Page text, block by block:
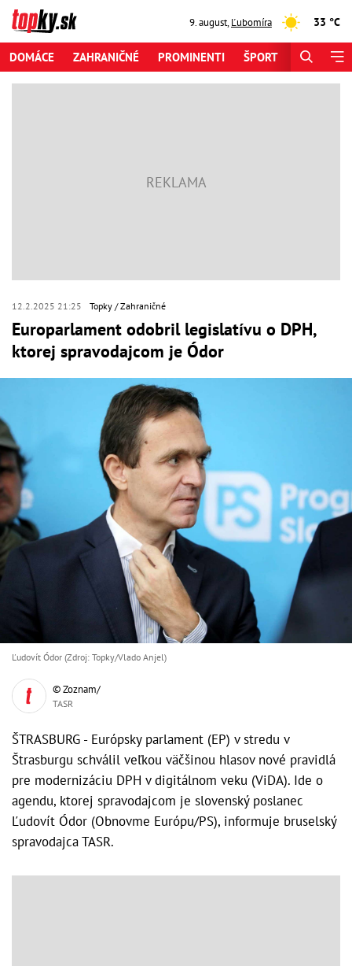
9. august,Ľubomíra 33 °C
DOMÁCE ZAHRANIČNÉ PROMINENTI ŠPORT
12.2.2025 21:25 Topky Zahraničné
Europarlament odobril legislatívu o DPH,
ktorej spravodajcom je Ódor
Ľudovít Ódor (Zdroj: Topky/Vlado Anjel)
© Zoznam/
TASR
ŠTRASBURG - Európsky parlament (EP) v stredu v
Štrasburgu schválil veľkou väčšinou hlasov nové pravidlá
pre modernizáciu DPH v digitálnom veku (ViDA). Ide o
agendu, ktorej spravodajcom je slovenský poslanec
Ľudovít Ódor (Obnovme Európu/PS), informuje bruselský
spravodajca TASR.